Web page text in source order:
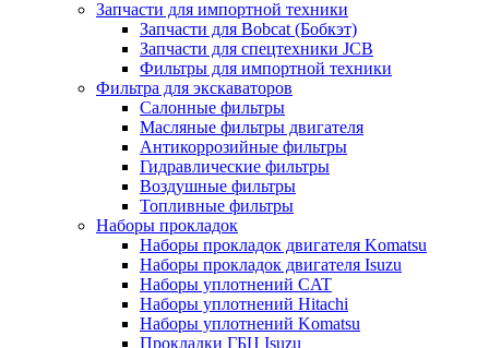
Запчасти для импортной техники
Запчасти для Bobcat (Бобкэт)
Запчасти для спецтехники JCB
Фильтры для импортной техники
Фильтра для экскаваторов
Салонные фильтры
Масляные фильтры двигателя
Антикоррозийные фильтры
Гидравлические фильтры
Воздушные фильтры
Топливные фильтры
Наборы прокладок
Наборы прокладок двигателя Komatsu
Наборы прокладок двигателя Isuzu
Наборы уплотнений CAT
Наборы уплотнений Hitachi
Наборы уплотнений Komatsu
Прокладки ГБЦ Isuzu